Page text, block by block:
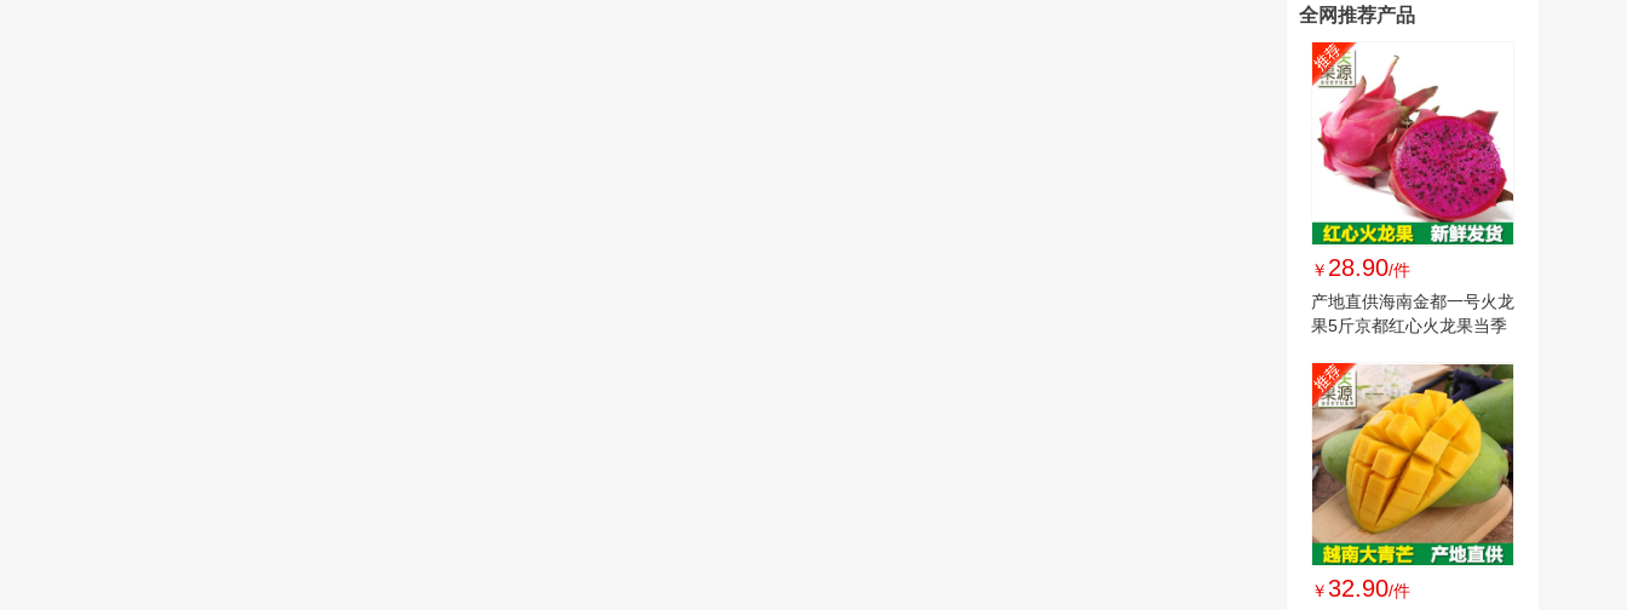
全网推荐产品
￥ 28.90/件
产地直供海南金都一号火龙
果5斤京都红心火龙果当季
￥32.90/件